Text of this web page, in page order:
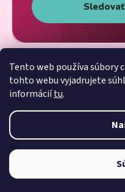
Tento web používa súbory
tohto webu vyjadrujete
informáciítu.
Copyright 2026